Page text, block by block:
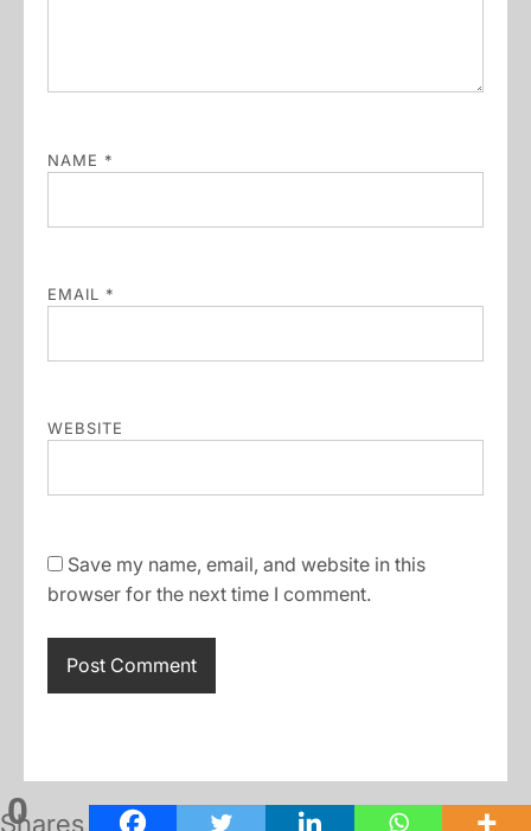
0
Shares
NAME *
EMAIL *
WEBSITE
Save my name, email, and website in this
browser for the next time I comment.